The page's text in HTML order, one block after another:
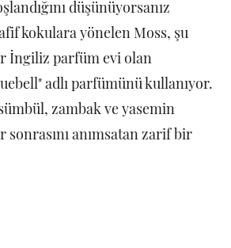
düşünüyorsanız
kokulara yönelen Moss, şu
İngiliz parfüm evi olan
adlı parfümünü kullanıyor.
zambak ve yasemin
sonrasını anımsatan zarif bir